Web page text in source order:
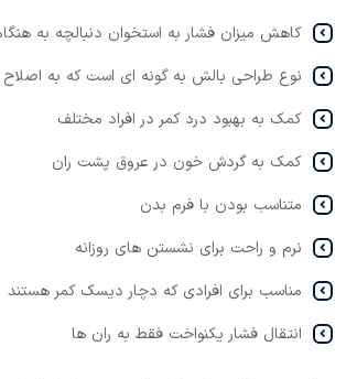
کاهش میزان فشار به استخوان دنبالچه به
نوع طراحی بالش به گونه ای است که به
کمک به بهبود درد کمر در افراد مختلف
کمک به گردش خون در عروق پشت ران
متناسب بودن با فرم بدن
نرم و راحت برای نشستن های روزانه
مناسب برای افرادی که دچار دیسک کمر هستند
انتقال فشار یکنواخت فقط به ران ها